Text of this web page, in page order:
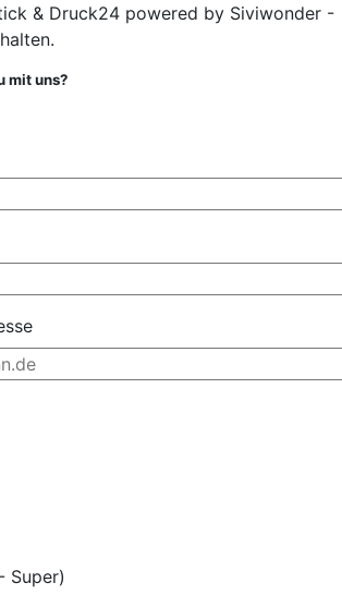
& Druck24 powered by Siviwonder -
mit uns?
Super)